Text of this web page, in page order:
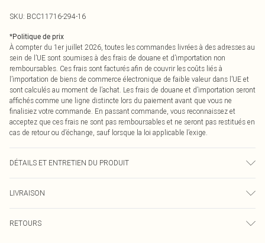
SKU: BCC11716-294-16
*Politique de prix
À compter du 1er juillet 2026, toutes les commandes livrées à des adresses au
sein de l’UE sont soumises à des frais de douane et d’importation non
remboursables. Ces frais sont facturés afin de couvrir les coûts liés à
l’importation de biens de commerce électronique de faible valeur dans l’UE et
sont calculés au moment de l’achat. Les frais de douane et d’importation seront
affichés comme une ligne distincte lors du paiement avant que vous ne
finalisiez votre commande. En passant commande, vous reconnaissez et
acceptez que ces frais ne sont pas remboursables et ne seront pas restitués en
cas de retour ou d’échange, sauf lorsque la loi applicable l’exige.
DÉTAILS ET ENTRETIEN DU PRODUIT
Polyester, 10% Élasthanne. Lavable en machine.
LIVRAISON
RETOURS